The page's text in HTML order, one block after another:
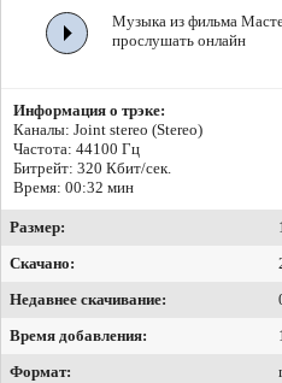
Музыка из фильма
прослушать онлайн
Информация о трэке:
Каналы: Joint stereo (Stereo)
Частота: 44100 Гц
Битрейт: 320 Кбит/сек.
Время: 00:32 мин
Размер:
Скачано:
Недавнее скачивание:
Время добавления:
Формат: